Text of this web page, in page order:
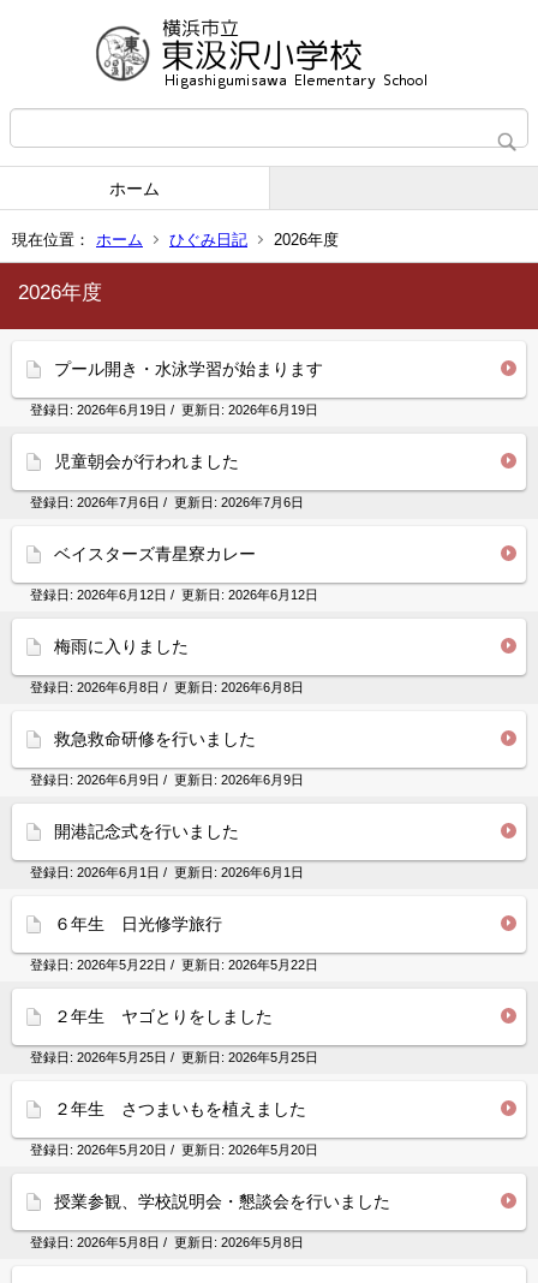
ホーム
現在位置： ホーム ひぐみ日記 2026年度
2026年度
プール開き・水泳学習が始まります
登録日: 2026年6月19日 / 更新日: 2026年6月19日
児童朝会が行われました
登録日: 2026年7月6日 / 更新日: 2026年7月6日
ベイスターズ青星寮カレー
登録日: 2026年6月12日 / 更新日: 2026年6月12日
梅雨に入りました
登録日: 2026年6月8日 / 更新日: 2026年6月8日
救急救命研修を行いました
登録日: 2026年6月9日 / 更新日: 2026年6月9日
開港記念式を行いました
登録日: 2026年6月1日 / 更新日: 2026年6月1日
６年生 日光修学旅行
登録日: 2026年5月22日 / 更新日: 2026年5月22日
２年生 ヤゴとりをしました
登録日: 2026年5月25日 / 更新日: 2026年5月25日
２年生 さつまいもを植えました
登録日: 2026年5月20日 / 更新日: 2026年5月20日
授業参観、学校説明会・懇談会を行いました
登録日: 2026年5月8日 / 更新日: 2026年5月8日